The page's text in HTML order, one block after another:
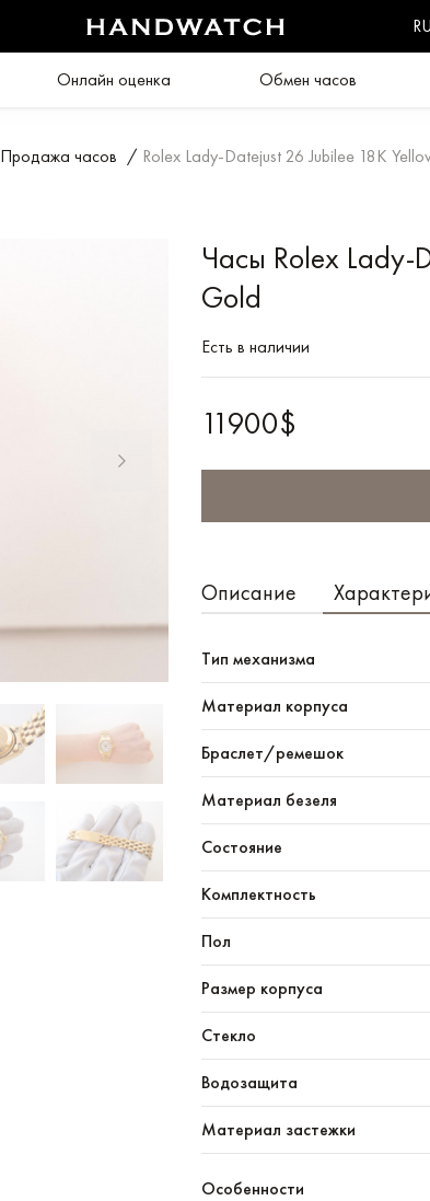
RU
Онлайн оценка Обмен часов
Продажа часов / Rolex Lady-Datejust 26 Jubilee 18K
Часы Rolex Lady-
Gold
Есть в наличии
11900$
Описание
Тип механизма
Материал корпуса
Браслет/ремешок
Материал безеля
Состояние
Комплектность
Пол
Размер корпуса
Стекло
Водозащита
Материал застежки
Особенности